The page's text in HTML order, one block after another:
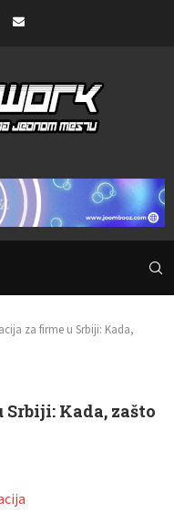
za firme u Srbiji: Kada,
Kada, zašto